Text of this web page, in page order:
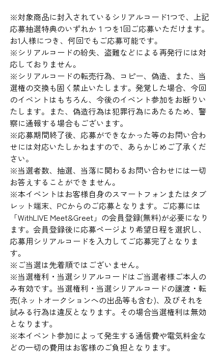
※対象商品に封入されているシリアルコード1つで、上記
応募抽選特典のいずれか１つを1回ご応募いただけます。
お1人様につき、何回でもご応募可能です。
※シリアルコードの紛失、盗難などによる再発行には対
応しておりません。
※シリアルコードの転売行為、コピー、偽造、また、当
選権の交換も固く禁止いたします。発覚した場合、今回
のイベントはもちろん、今後のイベント参加をお断りい
たします。また、偽造行為は犯罪行為にあたるため、警
察に通報する場合もございます。
※応募期間終了後、応募ができなかった等のお問い合わ
せには対応いたしかねますので、あらかじめご了承くだ
さい。
※当選者数、抽選、当落に関わるお問い合わせには一切
お答えすることができません。
※本イベントはお客様自身のスマートフォンまたはタブ
レット端末、PCからのご応募となります。ご応募には
「WithLIVE Meet&Greet」の会員登録(無料)が必要になり
ます。会員登録後に応募ページより希望日程を選択し、
応募用シリアルコードを入力してご応募完了となりま
す。
※ご当選は先着順ではございません。
※当選権利・当選シリアルコードはご当選者様ご本人の
み有効です。当選権利・当選シリアルコードの譲渡・転
売(ネットオークションへの出品等も含む)、及びそれを
試みる行為は違反となります。その場合当選権利は無効
となります。
※本イベント参加によって発生する通信費や電気料金な
どの一切の費用はお客様のご負担となります。